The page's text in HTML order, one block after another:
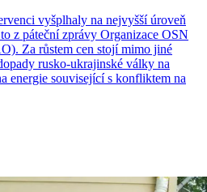
vyšplhaly na nejvyšší úroveň
z páteční zprávy Organizace OSN
Za růstem cen stojí mimo jiné
rusko-ukrajinské války na
energie související s konfliktem na